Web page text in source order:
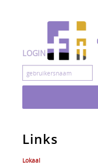
LOGIN
Links
Lokaal